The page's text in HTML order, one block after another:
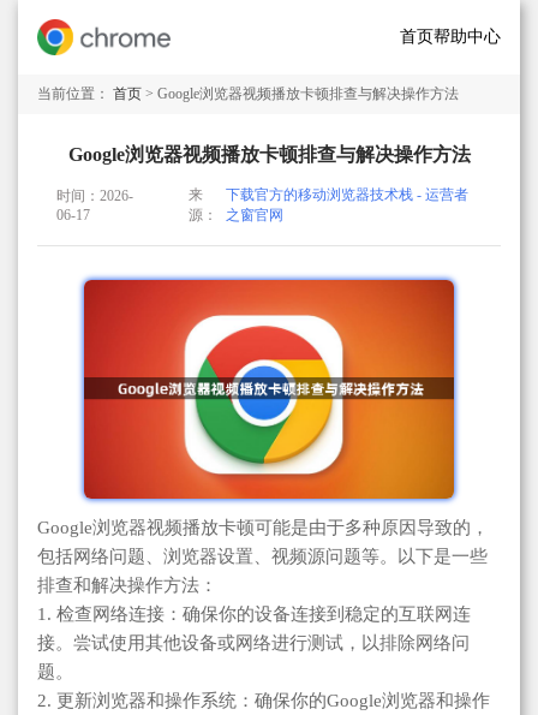
首页帮助中心
当前位置： 首页 > Google浏览器视频播放卡顿排查与解决操作方法
Google浏览器视频播放卡顿排查与解决操作方法
时间：2026-
06-17
来
源：
下载官方的移动浏览器技术栈 - 运营者
之窗官网
Google浏览器视频播放卡顿可能是由于多种原因导致的，
包括网络问题、浏览器设置、视频源问题等。以下是一些
排查和解决操作方法：
1. 检查网络连接：确保你的设备连接到稳定的互联网连
接。尝试使用其他设备或网络进行测试，以排除网络问
题。
2. 更新浏览器和操作系统：确保你的Google浏览器和操作